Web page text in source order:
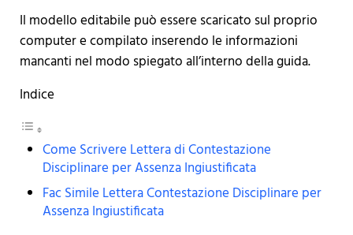
Il modello editabile può essere scaricato sul proprio
computer e compilato inserendo le informazioni
mancanti nel modo spiegato all’interno della guida.
Indice
Come Scrivere Lettera di Contestazione
Disciplinare per Assenza Ingiustificata
Fac Simile Lettera Contestazione Disciplinare per
Assenza Ingiustificata